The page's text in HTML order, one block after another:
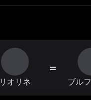
リオリネ
=
ブル